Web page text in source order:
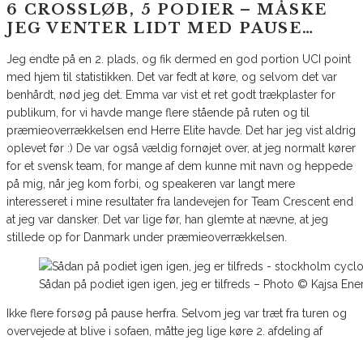
6 CROSSLØB, 5 PODIER – MÅSKE
JEG VENTER LIDT MED PAUSE…
Jeg endte på en 2. plads, og fik dermed en god portion UCI point
med hjem til statistikken. Det var fedt at køre, og selvom det var
benhårdt, nød jeg det. Emma var vist et ret godt trækplaster for
publikum, for vi havde mange flere stående på ruten og til
præmieoverrækkelsen end Herre Elite havde. Det har jeg vist aldrig
oplevet før :) De var også vældig fornøjet over, at jeg normalt kører
for et svensk team, for mange af dem kunne mit navn og heppede
på mig, når jeg kom forbi, og speakeren var langt mere
interesseret i mine resultater fra landevejen for Team Crescent end
at jeg var dansker. Det var lige før, han glemte at nævne, at jeg
stillede op for Danmark under præmieoverrækkelsen.
Sådan på podiet igen igen, jeg er tilfreds – Photo © Kajsa
Ikke flere forsøg på pause herfra. Selvom jeg var træt fra turen og
overvejede at blive i sofaen, måtte jeg lige køre 2. afdeling af